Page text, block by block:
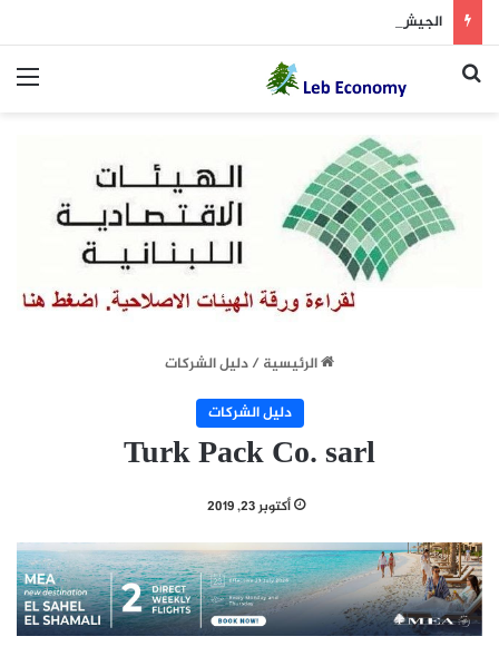
الجيش يوقف مطلوبين في إطار ملاحقة المخلين بالأمن
بحث عن
الرئيسية/دليل الشركات
دليل الشركات
Turk Pack Co. sarl
أكتوبر 23, 2019